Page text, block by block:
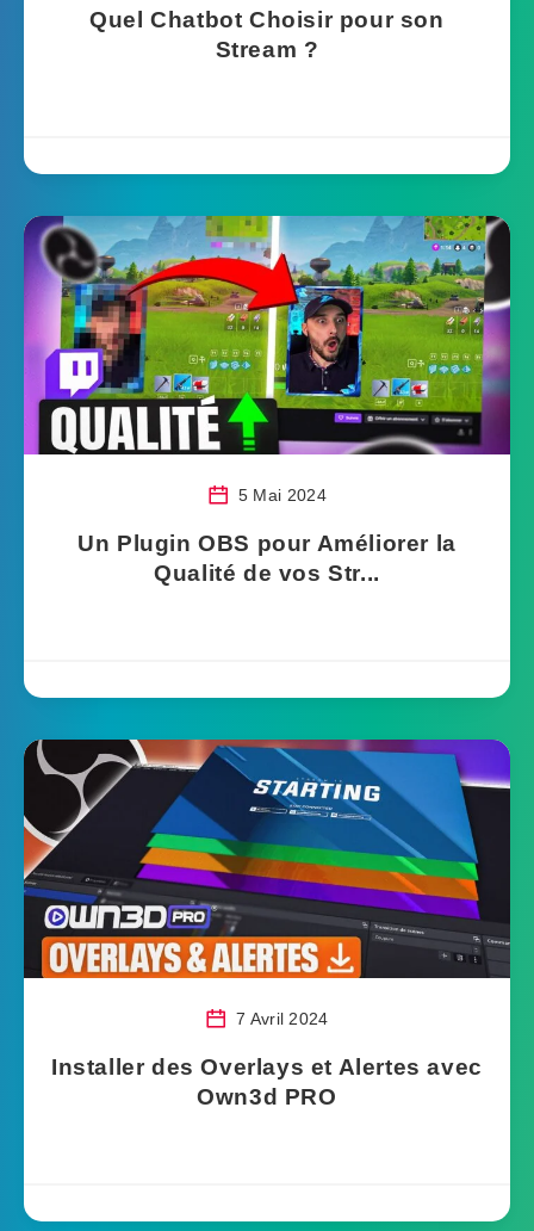
Quel Chatbot Choisir pour son
Stream ?
5 Mai 2024
Un Plugin OBS pour Améliorer la
Qualité de vos Str...
7 Avril 2024
Installer des Overlays et Alertes avec
Own3d PRO